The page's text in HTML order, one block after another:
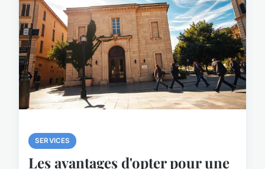
SERVICES
Les avantages d'opter pour une